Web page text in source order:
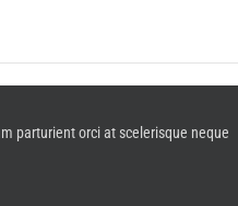
parturient orci at scelerisque neque